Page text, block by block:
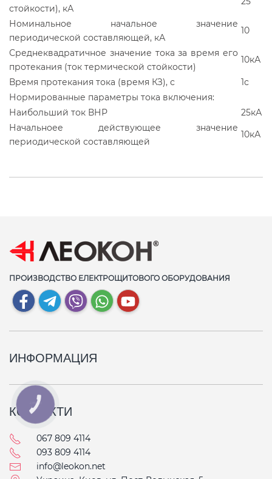
стойкости), кА
Номинальное начальное значение
периодической составляющей, кА
10
Среднеквадратичное значение тока за время его
протекания (ток термической стойкости)
10кА
Время протекания тока (время КЗ), с
1с
Нормированные параметры тока включения:
Наибольший ток ВНР
25кА
Начальноее действующее значение
периодической составляющей
10кА
ПРОИЗВОДСТВО ЕЛЕКТРОЩИТОВОГО ОБОРУДОВАНИЯ
ИНФОРМАЦИЯ
КОНТАКТИ
067 809 4114
093 809 4114
info@leokon.net
КНОПКА
СВЯЗИ